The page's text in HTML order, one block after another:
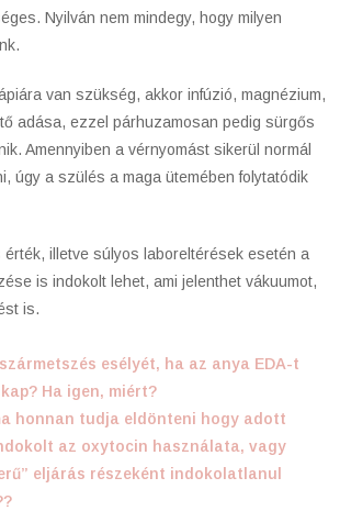
Nyilván nem mindegy, hogy milyen
van szükség, akkor infúzió, magnézium,
adása, ezzel párhuzamosan pedig sürgős
Amennyiben a vérnyomást sikerül normál
úgy a szülés a maga ütemében folytatódik
érték, illetve súlyos laboreltérések esetén a
is indokolt lehet, ami jelenthet vákuumot,
is.
esélyét, ha az anya EDA-t
Ha igen, miért?
honnan tudja eldönteni hogy adott
az oxytocin használata, vagy
eljárás részeként indokolatlanul